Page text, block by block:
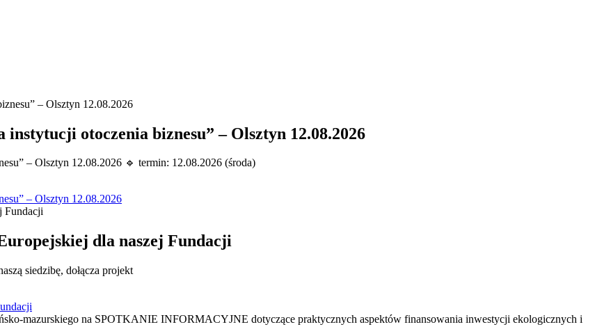
otoczenia biznesu” – Olsztyn 12.08.2026
– Olsztyn 12.08.2026 🔹 termin: 12.08.2026 (środa)
– Olsztyn 12.08.2026
dla naszej Fundacji
siedzibę, dołącza projekt